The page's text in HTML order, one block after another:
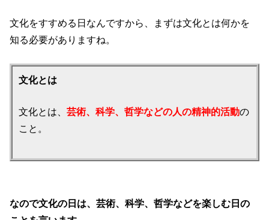
文化をすすめる日なんですから、まずは文化とは何かを
知る必要がありますね。
文化とは
文化とは、芸術、科学、哲学などの人の精神的活動の
こと。
なので文化の日は、芸術、科学、哲学などを楽しむ日の